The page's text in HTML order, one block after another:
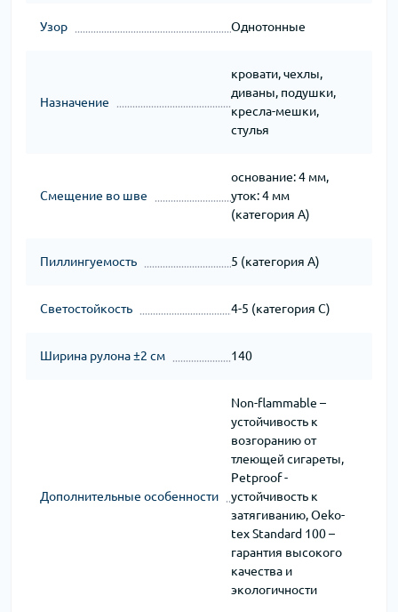
Узор Однотонные
Назначение
кровати, чехлы,
диваны, подушки,
кресла-мешки,
стулья
Смещение во шве
основание: 4 мм,
уток: 4 мм
(категория A)
Пиллингуемость 5 (категория А)
Светостойкость 4-5 (категория C)
Ширина рулона ±2 см 140
Дополнительные особенности
Non-flammable –
устойчивость к
возгоранию от
тлеющей сигареты,
Petproof -
устойчивость к
затягиванию, Oeko-
tex Standard 100 –
гарантия высокого
качества и
экологичности